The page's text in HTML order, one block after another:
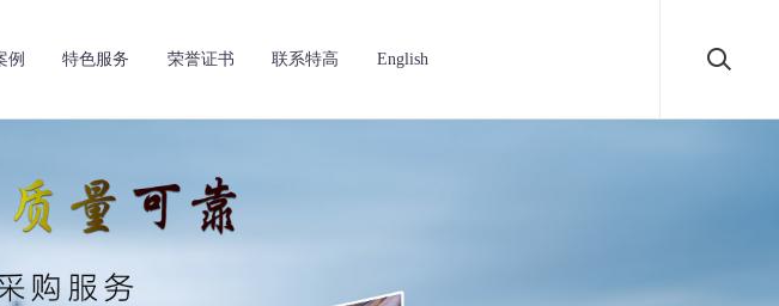
例 特色服务 荣誉证书 联系特高 English